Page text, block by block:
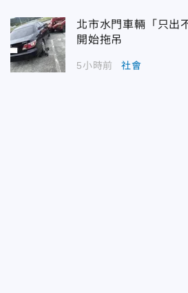
北市水門車輛「只
開始拖吊
5小時前 社會